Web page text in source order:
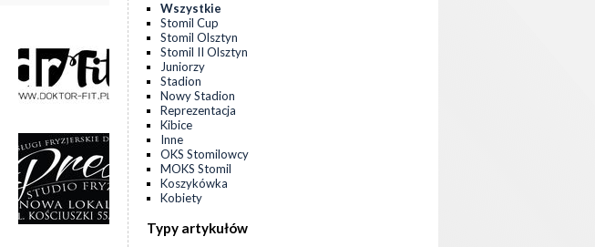
Wszystkie
Stomil Cup
Stomil Olsztyn
Stomil II Olsztyn
Juniorzy
Stadion
Nowy Stadion
Reprezentacja
Kibice
Inne
OKS Stomilowcy
MOKS Stomil
Koszykówka
Kobiety
Typy artykułów